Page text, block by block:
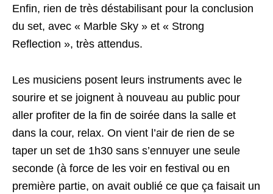
Enfin, rien de très déstabilisant pour la conclusion
du set, avec « Marble Sky » et « Strong
Reflection », très attendus.
Les musiciens posent leurs instruments avec le
sourire et se joignent à nouveau au public pour
aller profiter de la fin de soirée dans la salle et
dans la cour, relax. On vient l’air de rien de se
taper un set de 1h30 sans s’ennuyer une seule
seconde (à force de les voir en festival ou en
première partie, on avait oublié ce que ça faisait un